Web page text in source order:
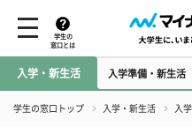
学生の
窓口とは
入学・新生活 入学準備・新生活
学生の窓口トップ 入学・新生活 入